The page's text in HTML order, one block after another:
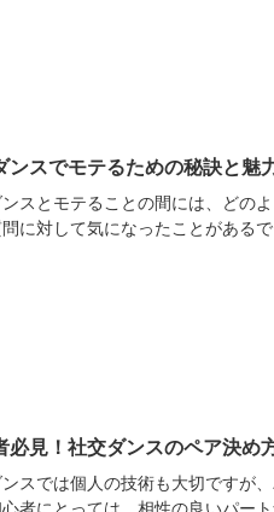
ンスでモテるための秘訣と魅
スとモテることの間には、どの
に対して気になったことがある
必見！社交ダンスのペア決め
スでは個人の技術も大切ですが